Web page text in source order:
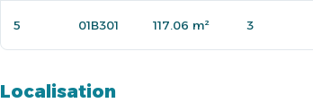
5 01B301 117.06 m² 3
Localisation